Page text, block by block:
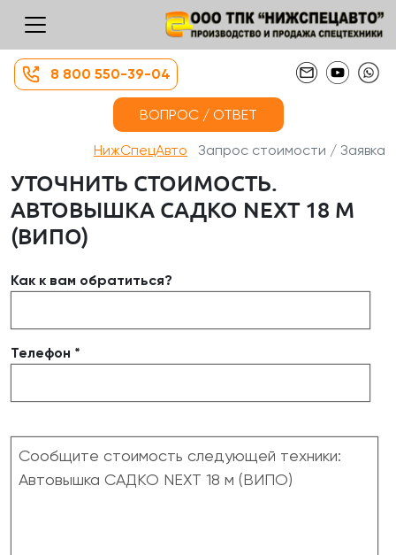
8 800 550-39-04
ВОПРОС / ОТВЕТ
НижСпецАвто Запрос стоимости / Заявка
УТОЧНИТЬ СТОИМОСТЬ.
АВТОВЫШКА САДКО NEXT 18 М
(ВИПО)
Как к вам обратиться?
Телефон *